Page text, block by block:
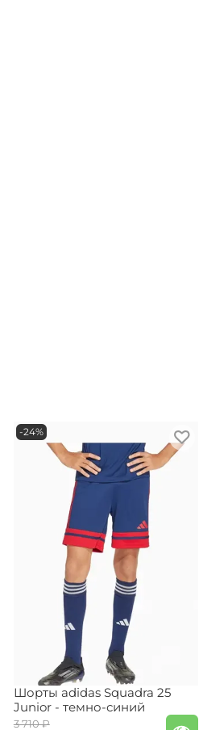
-24%
Шорты adidas Squadra 25
Junior - темно-синий
3 710 ₽